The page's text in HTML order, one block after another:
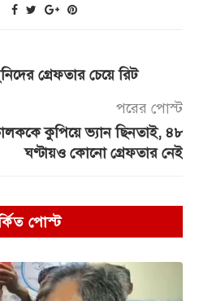
গ্রেফতার চেয়ে রিট
পরের পোস্ট
কুপিয়ে ভ্যান ছিনতাই, ৪৮
ঘণ্টায়ও কোনো গ্রেফতার নেই
পোস্ট